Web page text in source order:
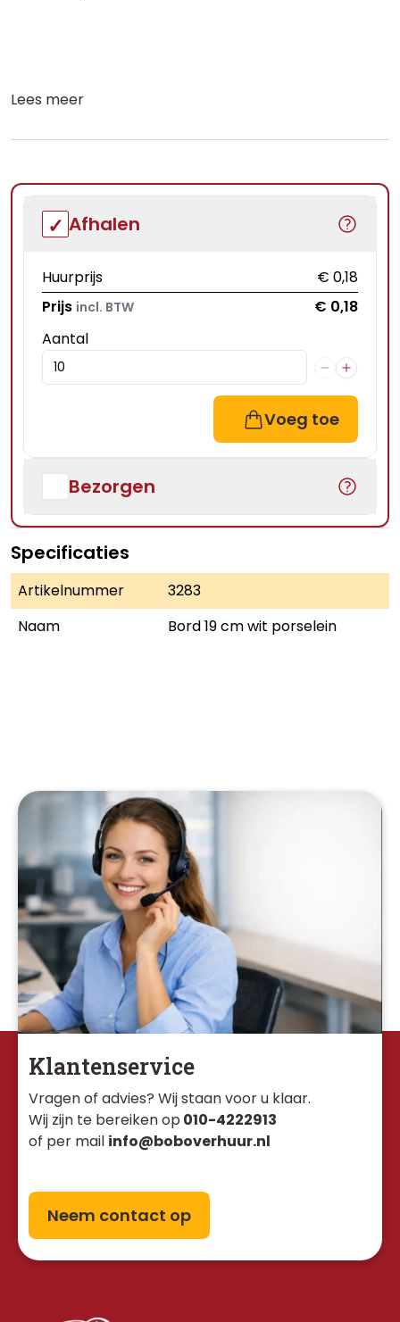
Lees meer
Afhalen
Huurprijs
€ 0,18
Prijs incl. BTW
€ 0,18
Aantal
Voeg toe
Bezorgen
Specificaties
Artikelnummer
3283
Naam
Bord 19 cm wit porselein
Klantenservice
Vragen of advies? Wij staan voor u klaar.
Wij zijn te bereiken op 010-4222913
of per mail info@boboverhuur.nl
Neem contact op